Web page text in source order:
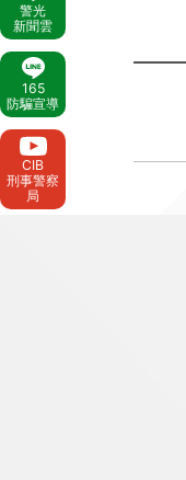
警光
新聞雲
165
防騙宣導
CIB
刑事警察
局